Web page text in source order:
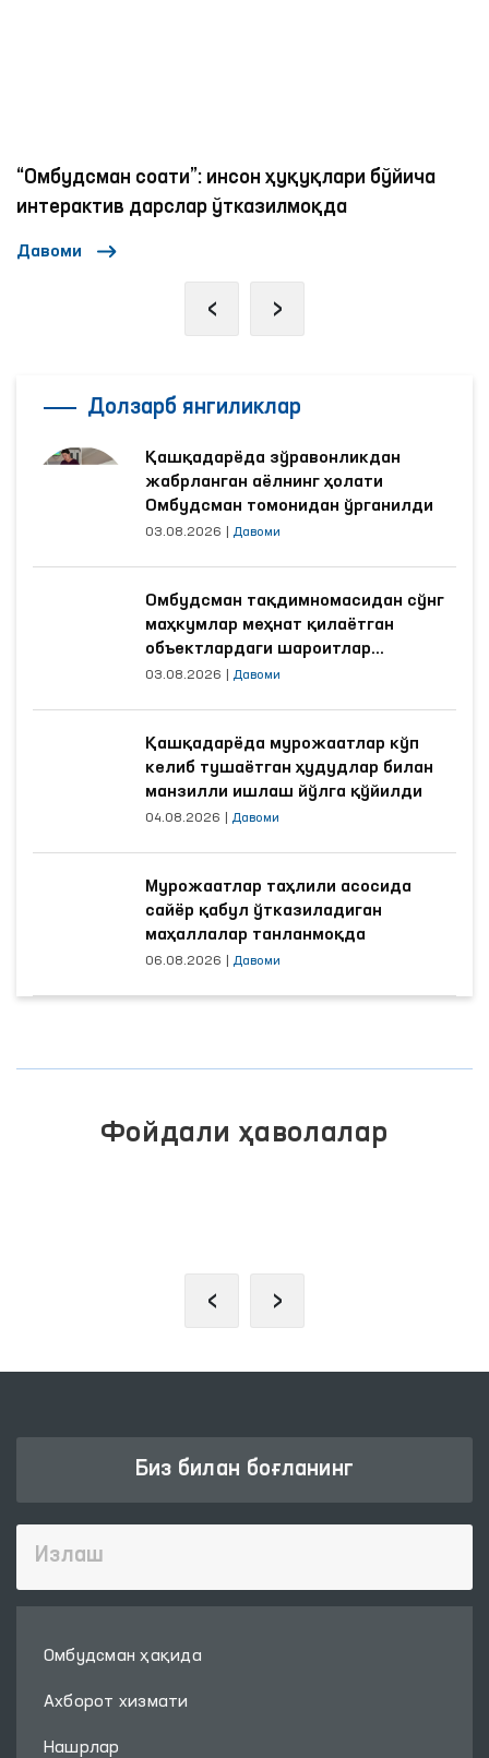
“Омбудсман соати”: инсон ҳуқуқлари бўйича
интерактив дарслар ўтказилмоқда
Давоми
‹ ›
Долзарб янгиликлар
Қашқадарёда зўравонликдан
жабрланган аёлнинг ҳолати
Омбудсман томонидан ўрганилди
03.08.2026 Давоми
Омбудсман тақдимномасидан сўнг
маҳкумлар меҳнат қилаётган
объектлардаги шароитлар
яхшиланди
03.08.2026 Давоми
Қашқадарёда мурожаатлар кўп
келиб тушаётган ҳудудлар билан
манзилли ишлаш йўлга қўйилди
04.08.2026 Давоми
Мурожаатлар таҳлили асосида
сайёр қабул ўтказиладиган
маҳаллалар танланмоқда
06.08.2026 Давоми
Фойдали ҳаволалар
‹ ›
Биз билан боғланинг
Омбудсман ҳақида
Ахборот хизмати
Нашрлар